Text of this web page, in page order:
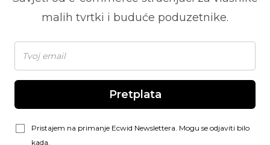
malih tvrtki i buduće poduzetnike.
Pretplata
Pristajem na primanje Ecwid Newslettera. Mogu se odjaviti bilo
kada.